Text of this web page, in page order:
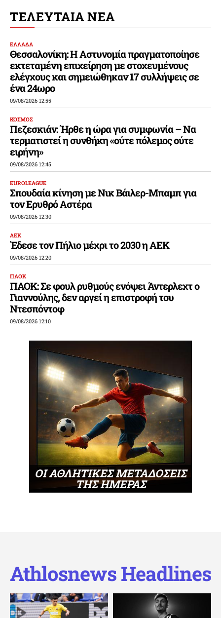
ΤΕΛΕΥΤΑΙΑ ΝΕΑ
ΕΛΛΑΔΑ
Θεσσαλονίκη: Η Αστυνομία πραγματοποίησε
εκτεταμένη επιχείρηση με στοχευμένους
ελέγχους και σημειώθηκαν 17 συλλήψεις σε
ένα 24ωρο
09/08/2026 12:55
ΚΟΣΜΟΣ
Πεζεσκιάν: Ήρθε η ώρα για συμφωνία – Να
τερματιστεί η συνθήκη «ούτε πόλεμος ούτε
ειρήνη»
09/08/2026 12:45
EUROLEAGUE
Σπουδαία κίνηση με Νικ Βάιλερ-Μπαμπ για
τον Ερυθρό Αστέρα
09/08/2026 12:30
ΑΕΚ
Έδεσε τον Πήλιο μέχρι το 2030 η ΑΕΚ
09/08/2026 12:20
ΠΑΟΚ
ΠΑΟΚ: Σε φουλ ρυθμούς ενόψει Άντερλεχτ ο
Γιαννούλης, δεν αργεί η επιστροφή του
Ντεσπόντοφ
09/08/2026 12:10
ΟΙ ΑΘΛΗΤΙΚΕΣ ΜΕΤΑΔΟΣΕΙΣ
ΤΗΣ ΗΜΕΡΑΣ
Athlosnews Headlines